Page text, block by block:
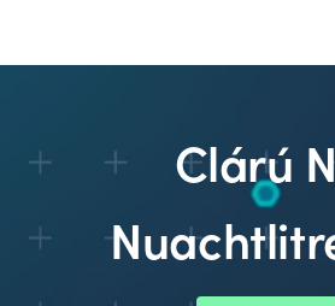
Clárú